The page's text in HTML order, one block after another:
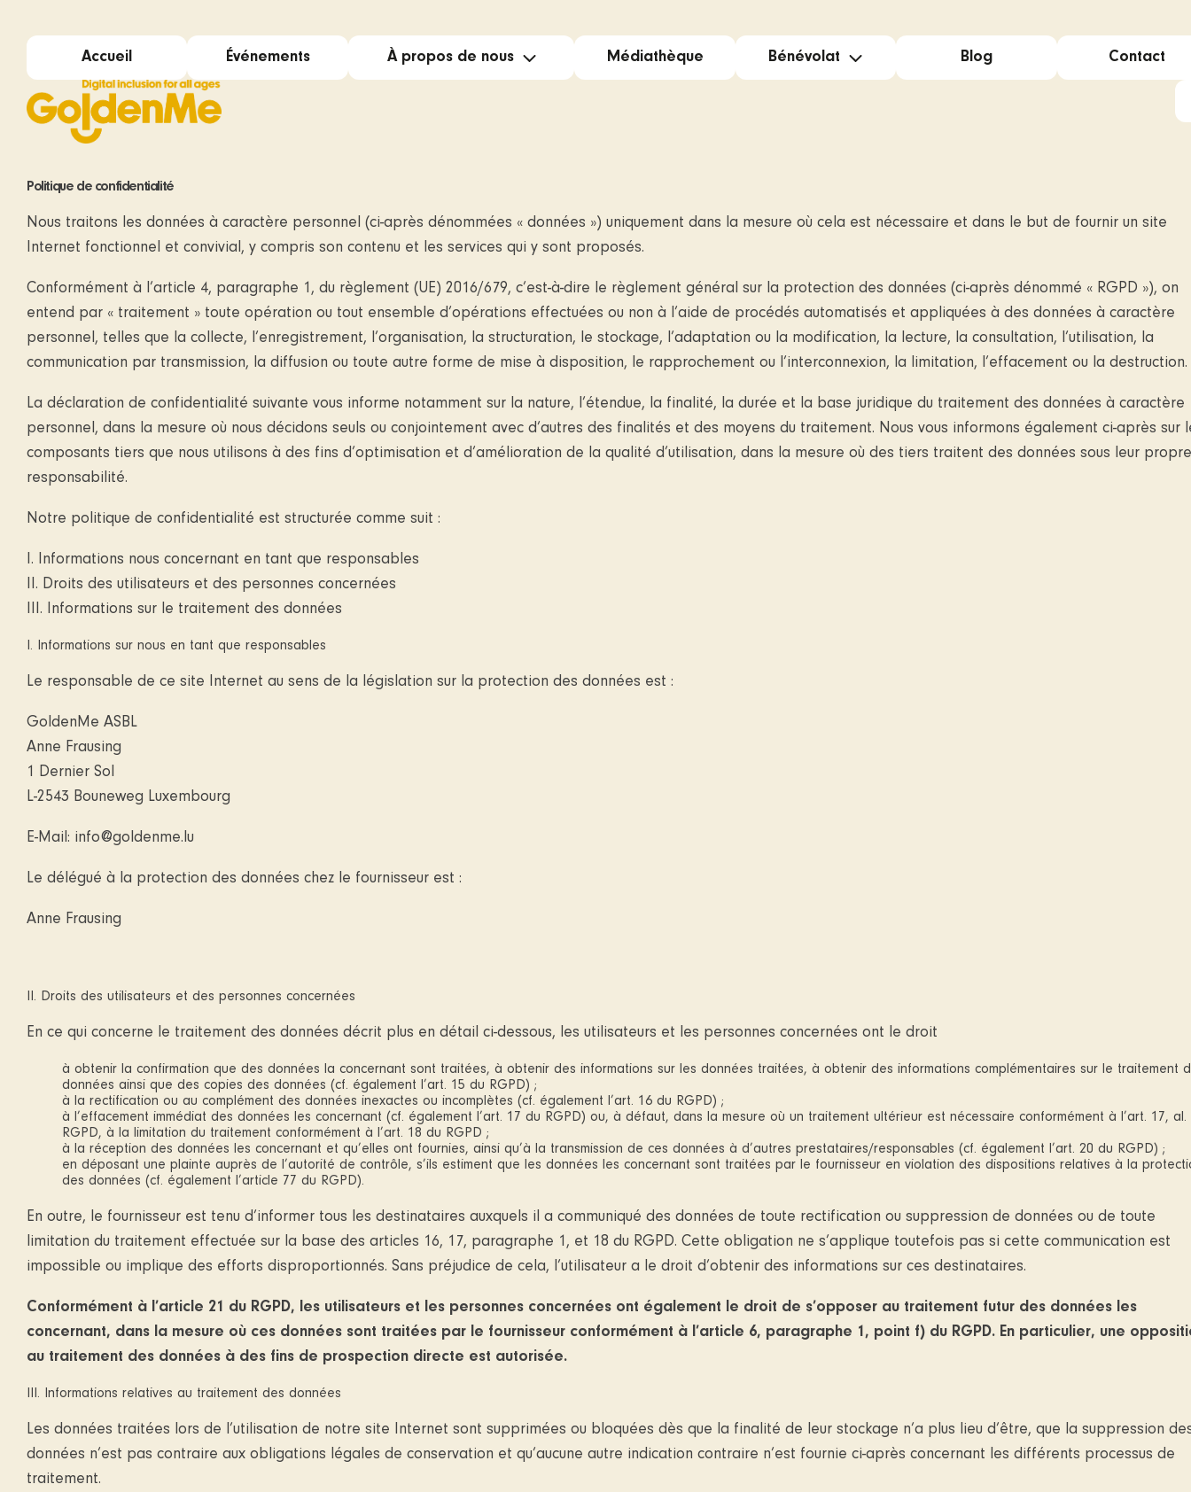
Accueil Événements À propos de nous
Mission et vision Activités Équipe
Médiathèque Bénévolat Blog Contact
Politique de confidentialité
Nous traitons les données à caractère personnel (ci-après dénommées « données ») uniquement dans la mesure où cela est nécessaire et dans le but de fournir un site
Internet fonctionnel et convivial, y compris son contenu et les services qui y sont proposés.
Conformément à l’article 4, paragraphe 1, du règlement (UE) 2016/679, c’est-à-dire le règlement général sur la protection des données (ci-après dénommé « RGPD »), on
entend par « traitement » toute opération ou tout ensemble d’opérations effectuées ou non à l’aide de procédés automatisés et appliquées à des données à caractère
personnel, telles que la collecte, l’enregistrement, l’organisation, la structuration, le stockage, l’adaptation ou la modification, la lecture, la consultation, l’utilisation, la
communication par transmission, la diffusion ou toute autre forme de mise à disposition, le rapprochement ou l’interconnexion, la limitation, l’effacement ou la destruction.
La déclaration de confidentialité suivante vous informe notamment sur la nature, l’étendue, la finalité, la durée et la base juridique du traitement des données à caractère
personnel, dans la mesure où nous décidons seuls ou conjointement avec d’autres des finalités et des moyens du traitement. Nous vous informons également ci-après sur
composants tiers que nous utilisons à des fins d’optimisation et d’amélioration de la qualité d’utilisation, dans la mesure où des tiers traitent des données sous leur propre
responsabilité.
Notre politique de confidentialité est structurée comme suit :
I. Informations nous concernant en tant que responsables
II. Droits des utilisateurs et des personnes concernées
III. Informations sur le traitement des données
I. Informations sur nous en tant que responsables
Le responsable de ce site Internet au sens de la législation sur la protection des données est :
GoldenMe ASBL
Anne Frausing
1 Dernier Sol
L-2543 Bouneweg Luxembourg
E-Mail: info@goldenme.lu
Le délégué à la protection des données chez le fournisseur est :
Anne Frausing
II. Droits des utilisateurs et des personnes concernées
En ce qui concerne le traitement des données décrit plus en détail ci-dessous, les utilisateurs et les personnes concernées ont le droit
à obtenir la confirmation que des données la concernant sont traitées, à obtenir des informations sur les données traitées, à obtenir des informations complémentaires sur le traitement
données ainsi que des copies des données (cf. également l’art. 15 du RGPD) ;
à la rectification ou au complément des données inexactes ou incomplètes (cf. également l’art. 16 du RGPD) ;
à l’effacement immédiat des données les concernant (cf. également l’art. 17 du RGPD) ou, à défaut, dans la mesure où un traitement ultérieur est nécessaire conformément à l’art. 17, al.
RGPD, à la limitation du traitement conformément à l’art. 18 du RGPD ;
à la réception des données les concernant et qu’elles ont fournies, ainsi qu’à la transmission de ces données à d’autres prestataires/responsables (cf. également l’art. 20 du RGPD) ;
en déposant une plainte auprès de l’autorité de contrôle, s’ils estiment que les données les concernant sont traitées par le fournisseur en violation des dispositions relatives à la
des données (cf. également l’article 77 du RGPD).
En outre, le fournisseur est tenu d’informer tous les destinataires auxquels il a communiqué des données de toute rectification ou suppression de données ou de toute
limitation du traitement effectuée sur la base des articles 16, 17, paragraphe 1, et 18 du RGPD. Cette obligation ne s’applique toutefois pas si cette communication est
impossible ou implique des efforts disproportionnés. Sans préjudice de cela, l’utilisateur a le droit d’obtenir des informations sur ces destinataires.
Conformément à l’article 21 du RGPD, les utilisateurs et les personnes concernées ont également le droit de s’opposer au traitement futur des données les
concernant, dans la mesure où ces données sont traitées par le fournisseur conformément à l’article 6, paragraphe 1, point f) du RGPD. En particulier, une
au traitement des données à des fins de prospection directe est autorisée.
III. Informations relatives au traitement des données
Les données traitées lors de l’utilisation de notre site Internet sont supprimées ou bloquées dès que la finalité de leur stockage n’a plus lieu d’être, que la suppression
données n’est pas contraire aux obligations légales de conservation et qu’aucune autre indication contraire n’est fournie ci-après concernant les différents processus de
traitement.